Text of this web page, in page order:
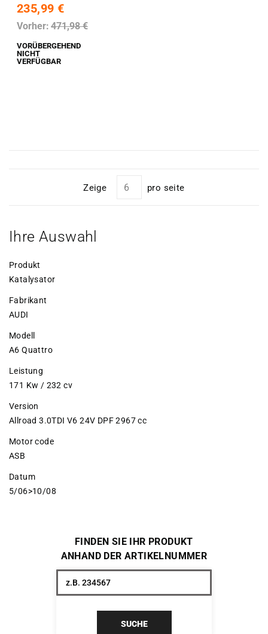
235,99 €
Vorher: 471,98 €
VORÜBERGEHEND
NICHT
VERFÜGBAR
Zeige pro seite
Ihre Auswahl
Produkt
Katalysator
Fabrikant
AUDI
Modell
A6 Quattro
Leistung
171 Kw / 232 cv
Version
Allroad 3.0TDI V6 24V DPF 2967 cc
Motor code
ASB
Datum
5/06>10/08
FINDEN SIE IHR PRODUKT
ANHAND DER ARTIKELNUMMER
SUCHE